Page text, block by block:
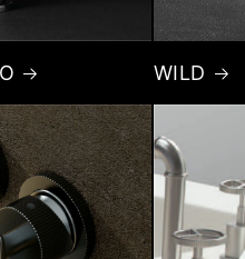
WILD